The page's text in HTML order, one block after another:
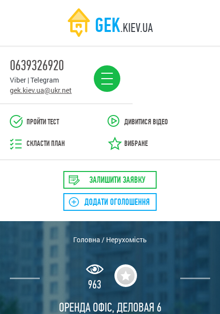
GEK.KIEV.UA
0639326920
Viber | Telegram
gek.kiev.ua@ukr.net
ПРОЙТИ ТЕСТ ДИВИТИСЯ ВІДЕО
СКЛАСТИ ПЛАН ВИБРАНЕ
ЗАЛИШИТИ ЗАЯВКУ
ДОДАТИ ОГОЛОШЕННЯ
Головна / Нерухомість
963
ОРЕНДА ОФІС, ДЕЛОВАЯ 6